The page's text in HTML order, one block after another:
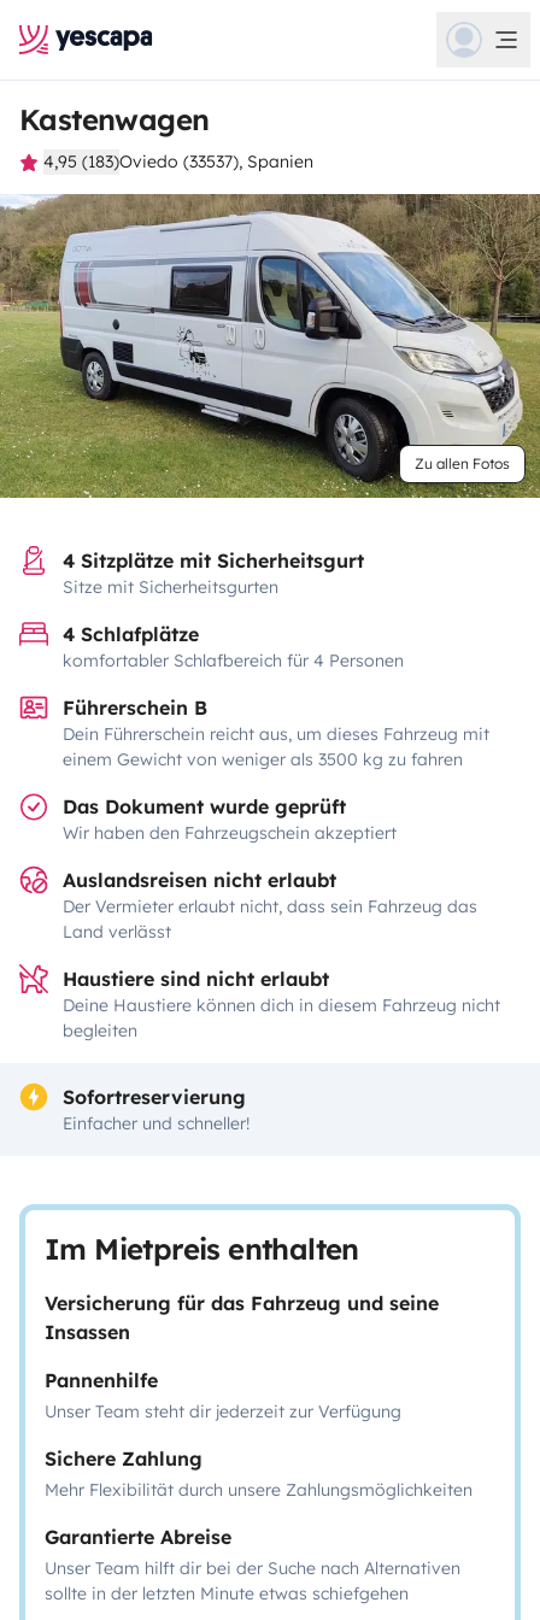
Kastenwagen
4,95 (183)Oviedo (33537), Spanien
Zu allen Fotos
4 Sitzplätze mit Sicherheitsgurt
Sitze mit Sicherheitsgurten
4 Schlafplätze
komfortabler Schlafbereich für 4 Personen
Führerschein B
Dein Führerschein reicht aus, um dieses Fahrzeug mit
einem Gewicht von weniger als 3500 kg zu fahren
Das Dokument wurde geprüft
Wir haben den Fahrzeugschein akzeptiert
Auslandsreisen nicht erlaubt
Der Vermieter erlaubt nicht, dass sein Fahrzeug das
Land verlässt
Haustiere sind nicht erlaubt
Deine Haustiere können dich in diesem Fahrzeug nicht
begleiten
Sofortreservierung
Einfacher und schneller!
Im Mietpreis enthalten
Versicherung für das Fahrzeug und seine
Insassen
Pannenhilfe
Unser Team steht dir jederzeit zur Verfügung
Sichere Zahlung
Mehr Flexibilität durch unsere Zahlungsmöglichkeiten
Garantierte Abreise
Unser Team hilft dir bei der Suche nach Alternativen
sollte in der letzten Minute etwas schiefgehen